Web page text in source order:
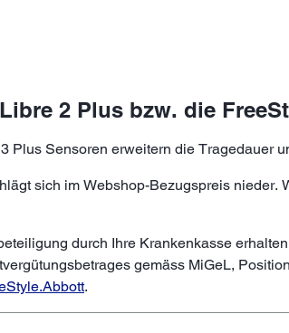
2 Plus bzw. die
Plus Sensoren erweitern die Tragedauer
sich im Webshop-Bezugspreis nieder.
durch Ihre Krankenkasse
gemäss MiGeL,
.